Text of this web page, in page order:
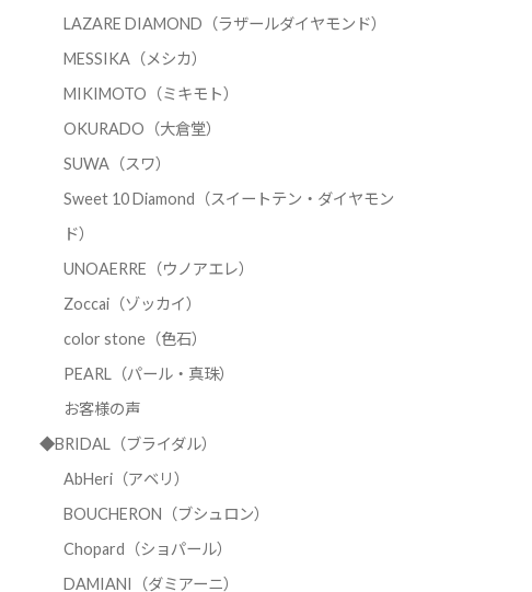
LAZARE DIAMOND（ラザールダイヤモンド）
MESSIKA（メシカ）
MIKIMOTO（ミキモト）
OKURADO（大倉堂）
SUWA（スワ）
Sweet 10 Diamond（スイートテン・ダイヤモン
ド）
UNOAERRE（ウノアエレ）
Zoccai（ゾッカイ）
color stone（色石）
PEARL（パール・真珠）
お客様の声
◆BRIDAL（ブライダル）
AbHeri（アベリ）
BOUCHERON（ブシュロン）
Chopard（ショパール）
DAMIANI（ダミアーニ）